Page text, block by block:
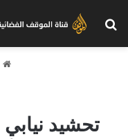
بحث عن
تحشيد